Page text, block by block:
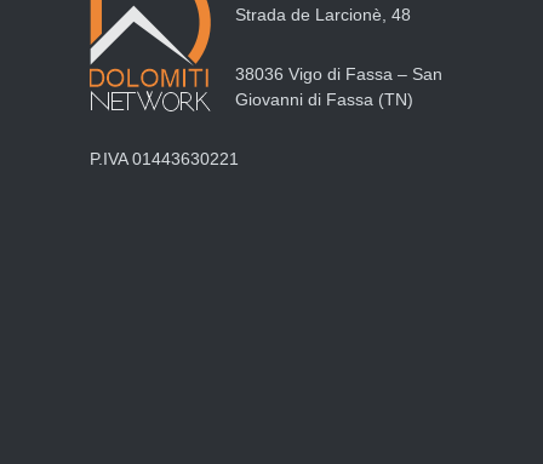
Strada de Larcionè, 48
38036 Vigo di Fassa – San
Giovanni di Fassa (TN)
P.IVA 01443630221